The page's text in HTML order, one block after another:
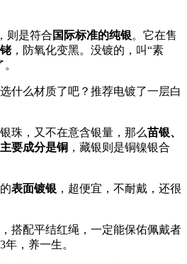
则是符合 国际标准的纯银。它在售
，防氧化变黑。没镀的，叫“素
什么材质了吧？推荐电镀了一层白
珠，又不在意含银量，那么苗银、
主要成分是铜 ，藏银则是铜镍银合
表面镀银 ，超便宜，不耐戴，还很
搭配平结红绳，一定能保佑佩戴者
年，养一生。